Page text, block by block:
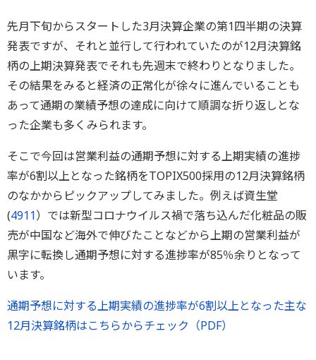
先月下旬からスタートした3月決算企業の第1四半期の決算
発表ですが、それと並行して行われていたのが12月決算銘
柄の上期決算発表でそれも先週末で終わりとなりました。
その結果をみると経済の正常化が徐々に進んでいることも
あって通期の業績予想の達成に向けて順調な折り返しとな
った企業も多くみられます。
そこで今回は営業利益の通期予想に対する上期実績の進捗
率が6割以上となった銘柄をTOPIX500採用の12月決算銘柄
のなかからピックアップしてみました。例えば資生堂
(4911）では新型コロナウイルス禍で落ち込んだ化粧品の販
売が中国など海外で伸びたことなどから上期の営業利益が
黒字に転換し通期予想に対する進捗率が85％余りとなって
います。
通期予想に対する上期実績の進捗率が6割以上となった主な
12月決算銘柄はこちらからチェック（PDF）